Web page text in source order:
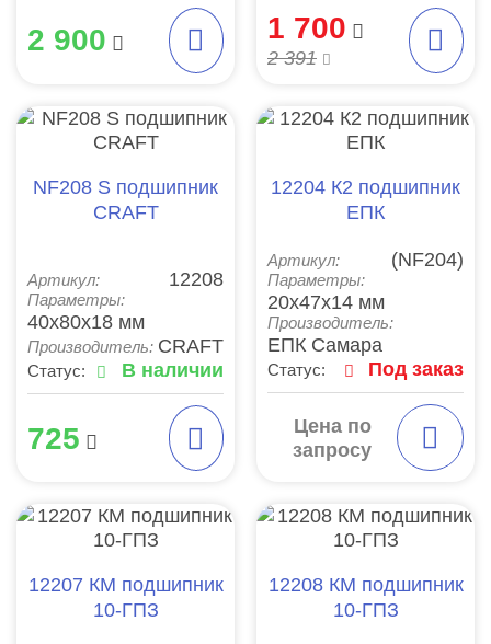
2 900 1 700
2 391
NF208 S подшипник
CRAFT
Артикул: 12208
Параметры:
40x80x18 мм
Производитель: CRAFT
Статус: В наличии
725
12204 К2 подшипник
ЕПК
Артикул: (NF204)
Параметры:
20x47x14 мм
Производитель:
ЕПК Самара
Статус: Под заказ
Цена по
запросу
12207 КМ подшипник
10-ГПЗ
12208 КМ подшипник
10-ГПЗ